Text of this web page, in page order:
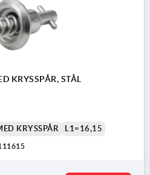
KRYSSPÅR, STÅL
KRYSSPÅR
L1=16,15